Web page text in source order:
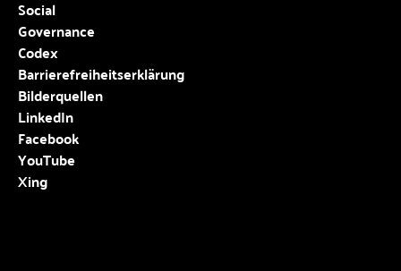
Social
Governance
Codex
Barrierefreiheitserklärung
Bilderquellen
LinkedIn
Facebook
YouTube
Xing